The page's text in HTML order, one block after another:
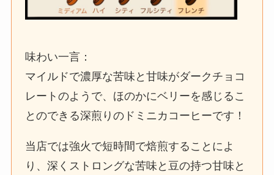
味わい一言：
マイルドで濃厚な苦味と甘味がダークチョコ
レートのようで、ほのかにベリーを感じるこ
とのできる深煎りのドミニカコーヒーです！
当店では強火で短時間で焙煎することによ
り、深くストロングな苦味と豆の持つ甘味と